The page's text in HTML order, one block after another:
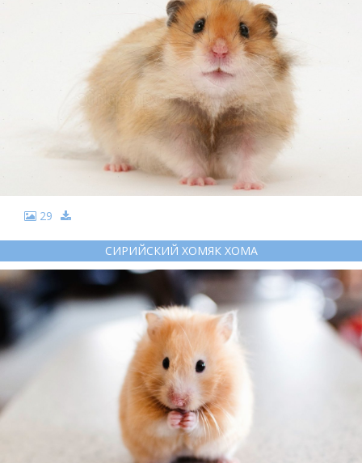
29
СИРИЙСКИЙ ХОМЯК ХОМА